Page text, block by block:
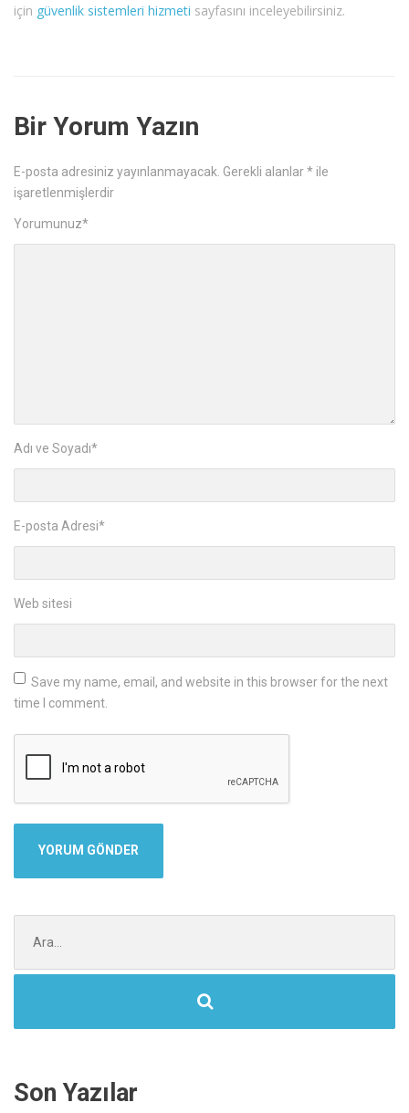
için güvenlik sistemleri hizmeti sayfasını inceleyebilirsiniz.
Bir Yorum Yazın
E-posta adresiniz yayınlanmayacak. Gerekli alanlar* ile
işaretlenmişlerdir
Yorumunuz*
Adı ve Soyadı*
E-posta Adresi*
Web sitesi
Save my name, email, and website in this browser for the next
time I comment.
ara:
Son Yazılar